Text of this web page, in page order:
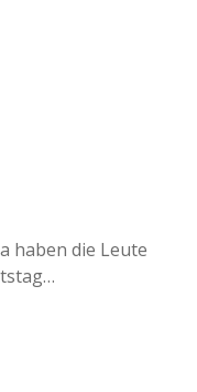
haben die Leute